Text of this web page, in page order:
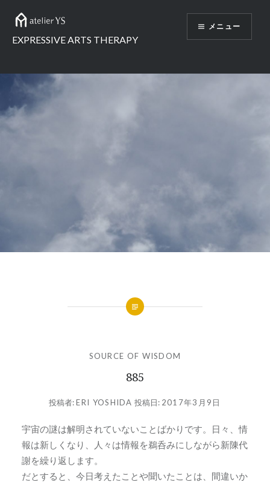
キ
EXPRESSIVE ARTS THERAPY
メニュー
SOURCE OF WISDOM
885
投稿者:ERI YOSHIDA 投稿日: 2017年3月9日
宇宙の謎は解明されていないことばかりです。日々、情
報は新しくなり、人々は情報を鵜呑みにしながら新陳代
謝を繰り返します。
だとすると、今日考えたことや聞いたことは、間違いか